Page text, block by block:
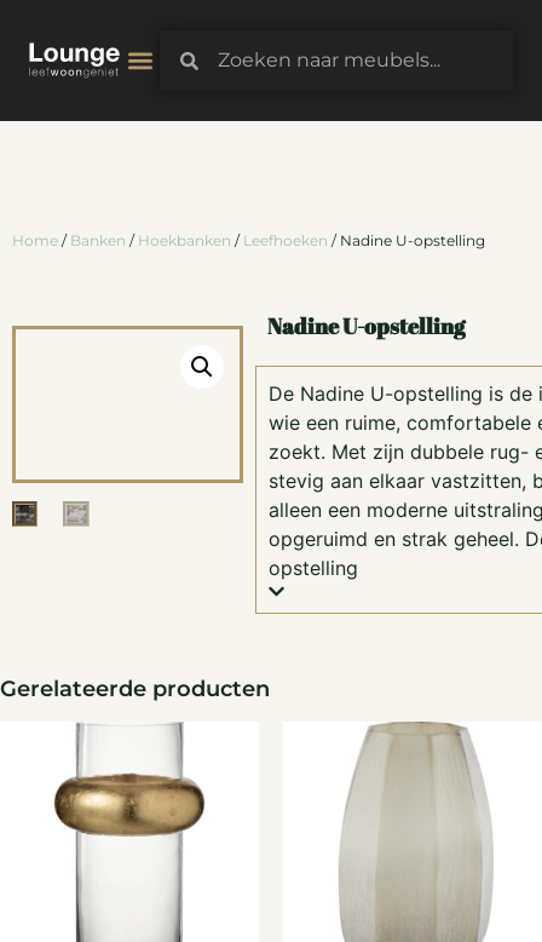
Home / Banken / Hoekbanken / Leefhoeken / Nadine U-opstelling
Nadine U-opstelling
De Nadine U-opstelling is de
wie een ruime, comfortabele
zoekt. Met zijn dubbele rug-
stevig aan elkaar vastzitten,
alleen een moderne
opgeruimd en strak geheel.
opstelling
Gerelateerde producten